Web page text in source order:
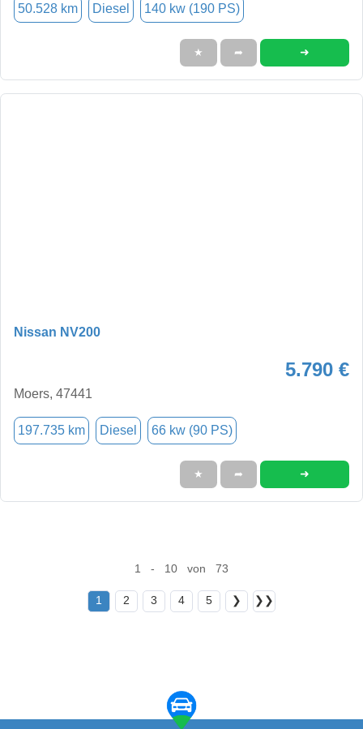
50.528 km Diesel 140 kw (190 PS)
★ ➦ ➜
Nissan NV200
5.790 €
Moers, 47441
197.735 km Diesel 66 kw (90 PS)
★ ➦ ➜
1 - 10 von 73
1 2 3 4 5 ❯ ❯❯